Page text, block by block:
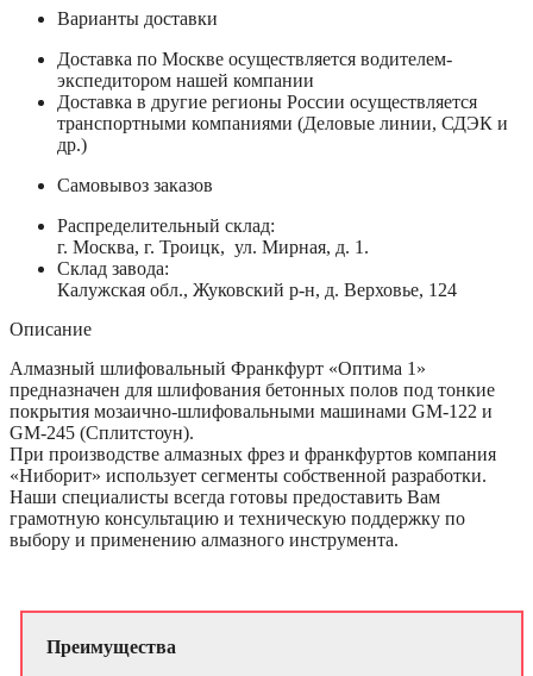
Варианты доставки
Доставка по Москве осуществляется водителем-
экспедитором нашей компании
Доставка в другие регионы России осуществляется
транспортными компаниями (Деловые линии, СДЭК и
др.)
Самовывоз заказов
Распределительный склад:
г. Москва, г. Троицк, ул. Мирная, д. 1.
Склад завода:
Калужская обл., Жуковский р-н, д. Верховье, 124
Описание
Алмазный шлифовальный Франкфурт «Оптима 1»
предназначен для шлифования бетонных полов под тонкие
покрытия мозаично-шлифовальными машинами GM-122 и
GM-245 (Сплитстоун).
При производстве алмазных фрез и франкфуртов компания
«Ниборит» использует сегменты собственной разработки.
Наши специалисты всегда готовы предоставить Вам
грамотную консультацию и техническую поддержку по
выбору и применению алмазного инструмента.
Преимущества